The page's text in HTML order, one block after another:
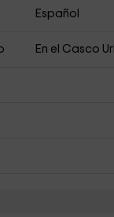
Español
En el Casco